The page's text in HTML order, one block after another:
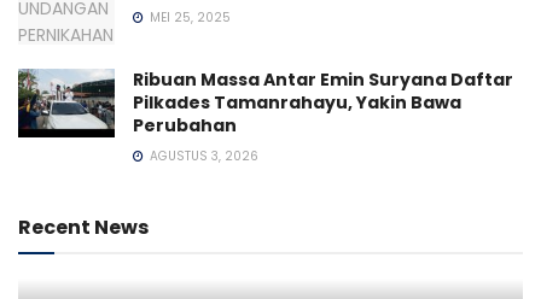
MEI 25, 2025
Ribuan Massa Antar Emin Suryana Daftar
Pilkades Tamanrahayu, Yakin Bawa
Perubahan
AGUSTUS 3, 2026
Recent News